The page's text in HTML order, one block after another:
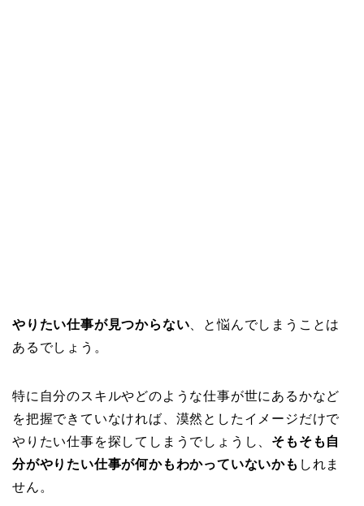
やりたい仕事が見つからない 、と悩んでしまうことは
あるでしょう。
特に自分のスキルやどのような仕事が世にあるかなど
を把握できていなければ、漠然としたイメージだけで
やりたい仕事を探してしまうでしょうし、 そもそも自
分がやりたい仕事が何かもわかっていないかも しれま
せん。